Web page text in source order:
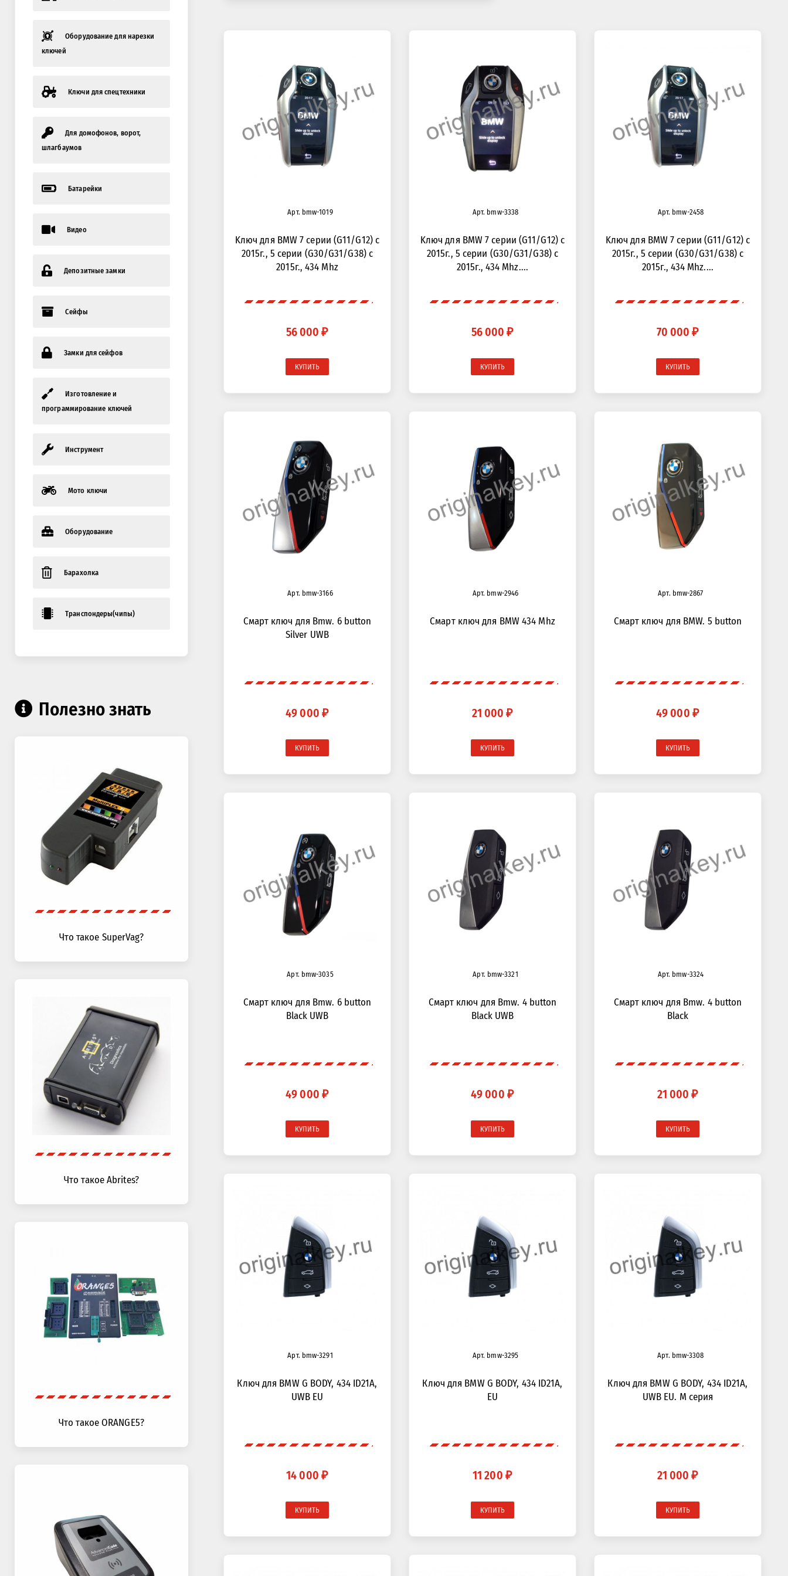
Оборудование для нарезки
ключей
Ключи для спецтехники
Для домофонов, ворот,
шлагбаумов
Батарейки
Видео
Депозитные замки
Сейфы
Замки для сейфов
Изготовление и
программирование ключей
Инструмент
Мото ключи
Оборудование
Барахолка
Транспондеры(чипы)
Полезно знать
Что такое SuperVag?
Что такое Abrites?
Что такое ORANGE5?
Арт. bmw-1019
Kлюч для BMW 7 серии (G11/G12) с
2015г., 5 серии (G30/G31/G38) с
2015г., 434 Mhz
56 000 ₽
КУПИТЬ
Арт. bmw-3338
Kлюч для BMW 7 серии (G11/G12) с
2015г., 5 серии (G30/G31/G38) с
2015г., 434 Mhz....
56 000 ₽
КУПИТЬ
Арт. bmw-2458
Kлюч для BMW 7 серии (G11/G12) с
2015г., 5 серии (G30/G31/G38) с
2015г., 434 Mhz....
70 000 ₽
КУПИТЬ
Арт. bmw-3166
Смарт ключ для Bmw. 6 button
Silver UWB
49 000 ₽
КУПИТЬ
Арт. bmw-2946
Смарт ключ для BMW 434 Mhz
21 000 ₽
КУПИТЬ
Арт. bmw-2867
Смарт ключ для BMW. 5 button
49 000 ₽
КУПИТЬ
Арт. bmw-3035
Смарт ключ для Bmw. 6 button
Black UWB
49 000 ₽
КУПИТЬ
Арт. bmw-3321
Смарт ключ для Bmw. 4 button
Black UWB
49 000 ₽
КУПИТЬ
Арт. bmw-3324
Смарт ключ для Bmw. 4 button
Black
21 000 ₽
КУПИТЬ
Арт. bmw-3291
Ключ для BMW G BODY, 434 ID21A,
UWB EU
14 000 ₽
КУПИТЬ
Арт. bmw-3295
Ключ для BMW G BODY, 434 ID21A,
EU
11 200 ₽
КУПИТЬ
Арт. bmw-3308
Ключ для BMW G BODY, 434 ID21A,
UWB EU. М серия
21 000 ₽
КУПИТЬ